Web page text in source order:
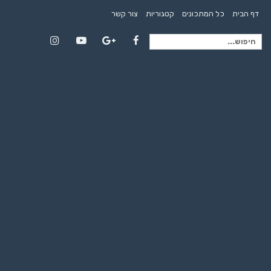
דף הבית כל המתכונים קטגוריות צור קשר
חיפוש